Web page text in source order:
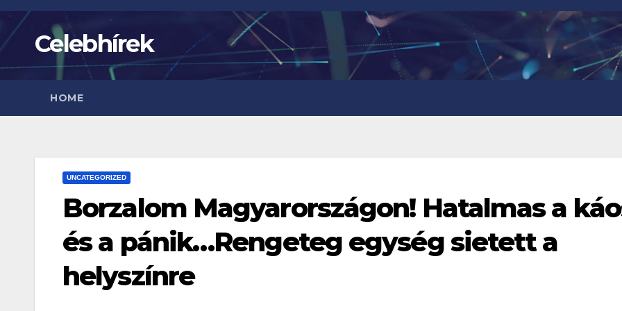
Skip
content Celebhírek
HOME
UNCATEGORIZED
Borzalom Magyarországon! Hatalmas a
és a pánik…Rengeteg egység sietett a
helyszínre